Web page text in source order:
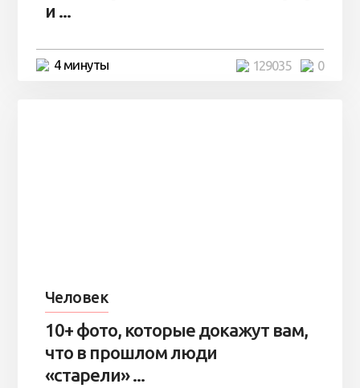
и ...
4 минуты 0
129035
Человек
10+ фото, которые докажут вам,
что в прошлом люди
«старели» ...